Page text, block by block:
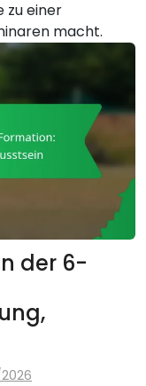
zu einer
macht.
der 6-